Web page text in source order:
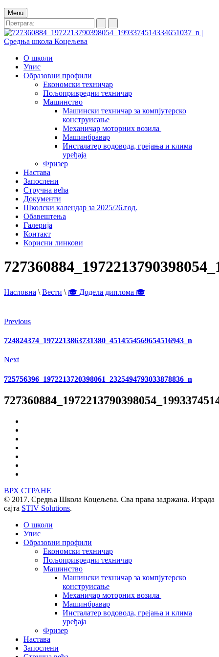
Menu
О школи
Упис
Образовни профили
Економски техничар
Пољопривредни техничар
Машинство
Машински техничар за компјутерско
конструисање
Механичар моторних возила
Машинбравар
Инсталатер водовода, грејања и клима
уређаја
Фризер
Настава
Запослени
Стручна већа
Документи
Школски календар за 2025/26.год.
Обавештења
Галерија
Контакт
Корисни линкови
Насловна \ Вести \ 🎓 Додела диплома 🎓
Previous
724824374_1972213863731380_4514554569654516943_n
Next
725756396_1972213720398061_2325494793033878836_n
ВРХ СТРАНЕ
© 2017. Средња Школа Коцељева. Сва права задржана. Израда
сајта STIV Solutions.
О школи
Упис
Образовни профили
Економски техничар
Пољопривредни техничар
Машинство
Машински техничар за компјутерско
конструисање
Механичар моторних возила
Машинбравар
Инсталатер водовода, грејања и клима
уређаја
Фризер
Настава
Запослени